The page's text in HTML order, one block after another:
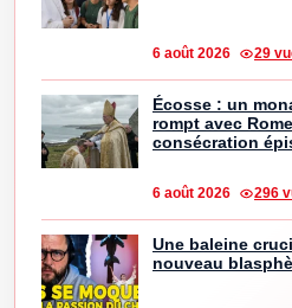
6 août 2026 29
Écosse : un
rompt avec
consécration
6 août 2026 296
Une baleine
nouveau